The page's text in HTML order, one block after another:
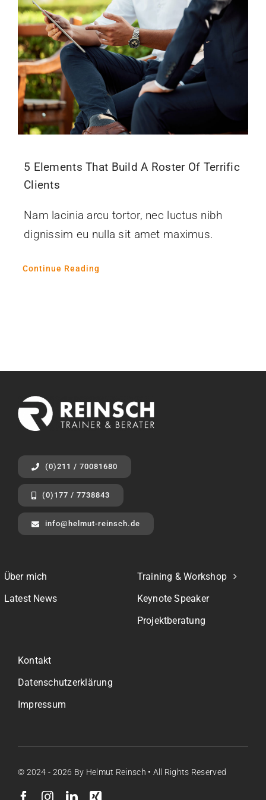
Kontakt
5 Elements That Build A Roster Of Terrific
Clients
Nam lacinia arcu tortor, nec luctus nibh
dignissim eu nulla sit amet maximus.
Continue Reading
(0)211 / 70081680
(0)177 / 7738843
info@helmut-reinsch.de
Über mich
Latest News
Training & Workshop
Keynote Speaker
Projektberatung
Kontakt
Datenschutzerklärung
Impressum
© 2024 - 2026 By Helmut Reinsch • All Rights Reserved